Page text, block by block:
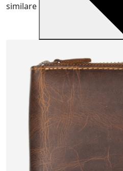
similare